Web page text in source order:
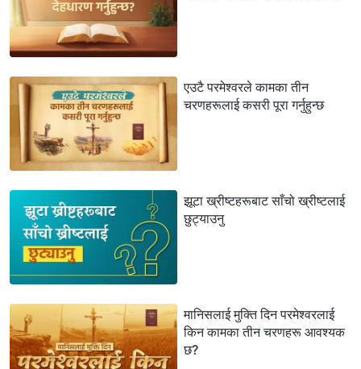
एउटै परमेश्‍वरले कामका तीन
चरणहरूलाई कसरी पूरा गर्नुहुन्छ
झूटा ख्रीष्टहरूबाट साँचो ख्रीष्‍टलाई
छुट्याउनु
मानिसलाई मुक्ति दिन परमेश्‍वरलाई
किन कामका तीन चरणहरू आवश्यक
छ?